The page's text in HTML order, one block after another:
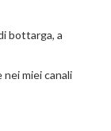
bottarga, a
miei canali